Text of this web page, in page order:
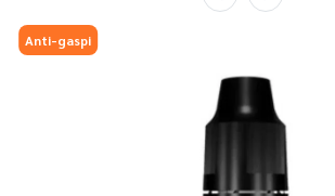
Anti-gaspi